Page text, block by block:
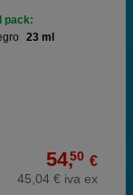
pack:
23 ml
54,50 €
45,04 € iva ex